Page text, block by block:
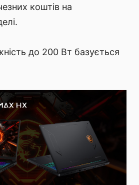
коштів на
до 200 Вт базується